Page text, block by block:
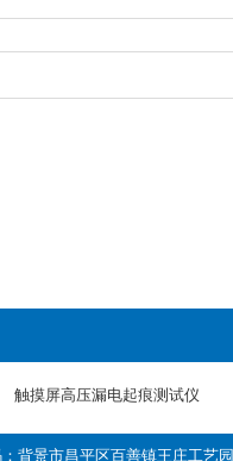
触摸屏高压漏电起痕测试仪
背景市昌平区百善镇王庄工艺园